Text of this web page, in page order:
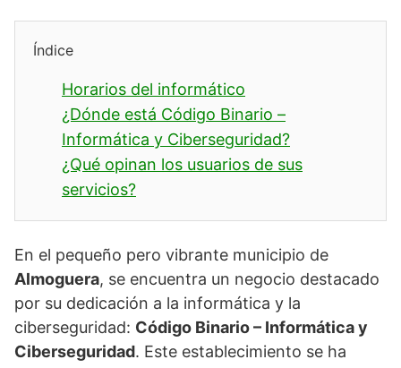
Índice
Horarios del informático
¿Dónde está Código Binario –
Informática y Ciberseguridad?
¿Qué opinan los usuarios de sus
servicios?
En el pequeño pero vibrante municipio de
Almoguera, se encuentra un negocio destacado
por su dedicación a la informática y la
ciberseguridad: Código Binario – Informática y
Ciberseguridad. Este establecimiento se ha